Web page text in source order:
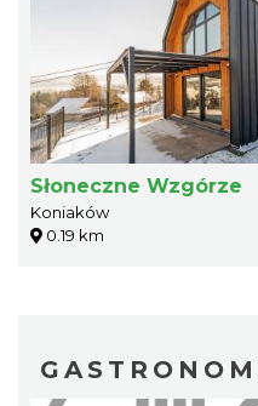
Słoneczne Wzgórze
Koniaków
0.19 km